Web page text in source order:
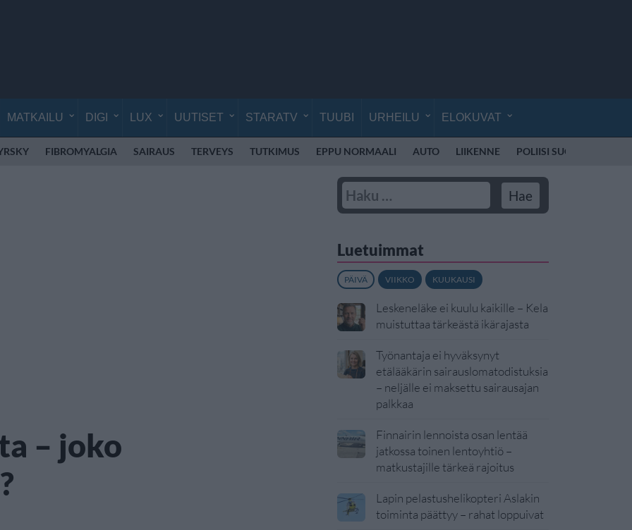
MATKAILU DIGI LUX UUTISET STARATV TUUBI URHEILU ELOKUVAT
FIBROMYALGIA SAIRAUS TERVEYS TUTKIMUS EPPU NORMAALI AUTO LIIKENNE POLIISI SUOMI
– joko
Luetuimmat
PÄIVÄ VIIKKO KUUKAUSI
Leskeneläke ei kuulu kaikille – Kela
muistuttaa tärkeästä ikärajasta
Työnantaja ei hyväksynyt
etälääkärin sairauslomatodistuksia
– neljälle ei maksettu sairausajan
palkkaa
Finnairin lennoista osan lentää
jatkossa toinen lentoyhtiö –
matkustajille tärkeä rajoitus
Lapin pelastushelikopteri Aslakin
toiminta päättyy – rahat loppuivat